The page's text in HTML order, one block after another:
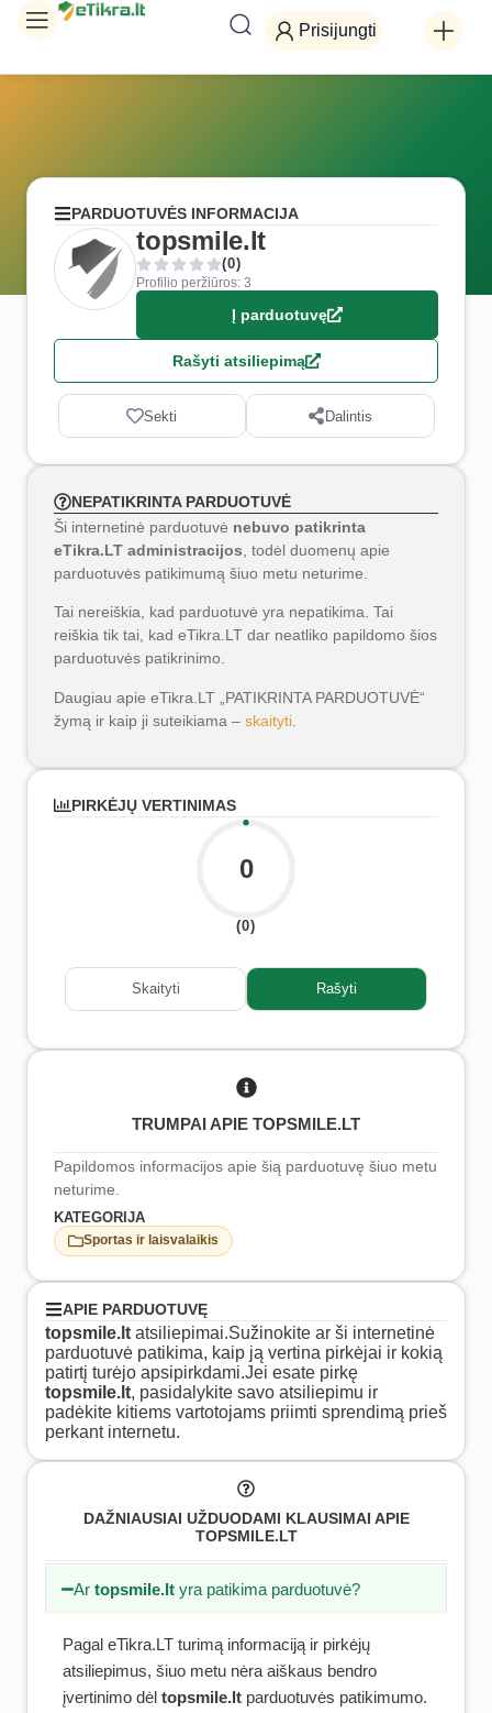
Prisijungti
PARDUOTUVĖS INFORMACIJA
topsmile.lt
(0)
Profilio peržiūros: 3
Į parduotuvę
Rašyti atsiliepimą
Sekti Dalintis
NEPATIKRINTA PARDUOTUVĖ
Ši internetinė parduotuvė nebuvo patikrinta
eTikra.LT administracijos , todėl duomenų apie
parduotuvės patikimumą šiuo metu neturime.
Tai nereiškia, kad parduotuvė yra nepatikima. Tai
reiškia tik tai, kad eTikra.LT dar neatliko papildomo šios
parduotuvės patikrinimo.
Daugiau apie eTikra.LT „PATIKRINTA PARDUOTUVĖ“
žymą ir kaip ji suteikiama – skaityti
PIRKĖJŲ VERTINIMAS
0
(0)
Skaityti Rašyti
TRUMPAI APIE TOPSMILE.LT
Papildomos informacijos apie šią parduotuvę šiuo metu
neturime.
KATEGORIJA
Sportas ir laisvalaikis
APIE PARDUOTUVĘ
topsmile.lt atsiliepimai.Sužinokite ar ši internetinė
parduotuvė patikima, kaip ją vertina pirkėjai ir kokią
patirtį turėjo apsipirkdami.Jei esate pirkę
topsmile.lt, pasidalykite savo atsiliepimu ir
padėkite kitiems vartotojams priimti sprendimą prieš
perkant internetu.
DAŽNIAUSIAI UŽDUODAMI KLAUSIMAI APIE
TOPSMILE.LT
Artopsmile.lt yra patikima parduotuvė?
Pagal eTikra.LT turimą informaciją ir pirkėjų
atsiliepimus, šiuo metu nėra aiškaus bendro
įvertinimo dėl topsmile.lt parduotuvės patikimumo.